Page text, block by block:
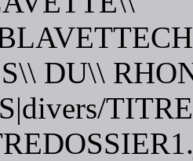
DU\\